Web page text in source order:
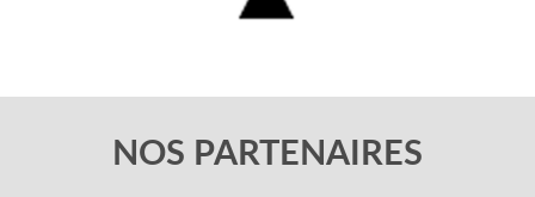
NOS PARTENAIRES